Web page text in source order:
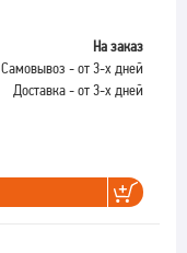
На заказ
Самовывоз - от 3-х дней
Доставка - от 3-х дней